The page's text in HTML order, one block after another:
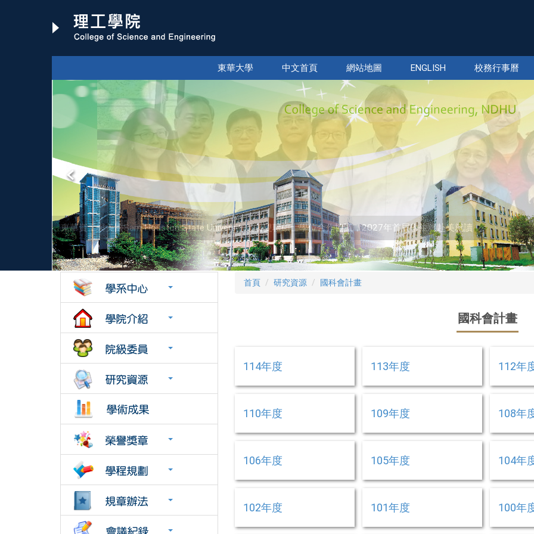
東華大學 中文首頁 網站地圖 ENGLISH 校務行事曆
東華資工與美國Sam Houston State University簽署雙聯碩士學位合作協議，2027年首屆學生將赴美就讀
首頁 研究資源 國科會計畫
國科會計畫
114年度 113年度 112年
110年度 109年度 108年
106年度 105年度 104年
102年度 101年度 100年